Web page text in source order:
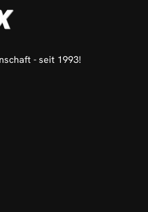
- seit 1993!